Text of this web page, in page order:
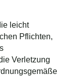
leicht
Pflichten,
Verletzung